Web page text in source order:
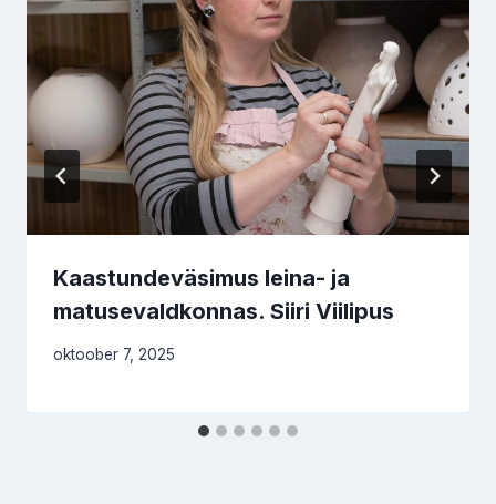
Kaastundeväsimus leina- ja
matusevaldkonnas. Siiri Viilipus
oktoober 7, 2025